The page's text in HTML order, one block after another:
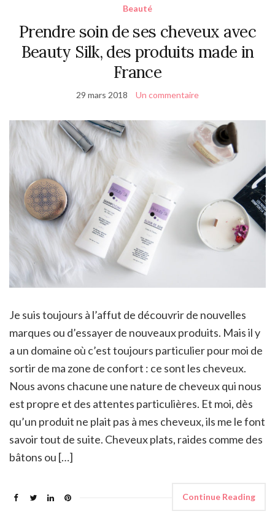
Beauté
Prendre soin de ses cheveux avec
Beauty Silk, des produits made in
France
29 mars 2018 Un commentaire
Je suis toujours à l’affut de découvrir de nouvelles
marques ou d’essayer de nouveaux produits. Mais il y
a un domaine où c’est toujours particulier pour moi de
sortir de ma zone de confort : ce sont les cheveux.
Nous avons chacune une nature de cheveux qui nous
est propre et des attentes particulières. Et moi, dès
qu’un produit ne plait pas à mes cheveux, ils me le font
savoir tout de suite. Cheveux plats, raides comme des
bâtons ou […]
Continue Reading